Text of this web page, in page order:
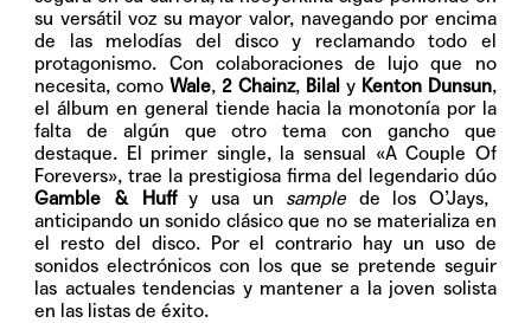
su versátil voz su mayor valor, navegando por encima
de las melodías del disco y reclamando todo el
protagonismo. Con colaboraciones de lujo que no
necesita, comoWale, 2 Chainz, Bilaly Kenton Dunsun,
el álbum en general tiende hacia la monotonía por la
falta de algún que otro tema con gancho que
destaque. El primer single, la sensual «A Couple Of
Forevers», trae la prestigiosa firma del legendario dúo
Gamble & Huffy usa un sample de los O’Jays,
anticipando un sonido clásico que no se materializa en
el resto del disco. Por el contrario hay un uso de
sonidos electrónicos con los que se pretende seguir
las actuales tendencias y mantener a la joven solista
en las listas de éxito.